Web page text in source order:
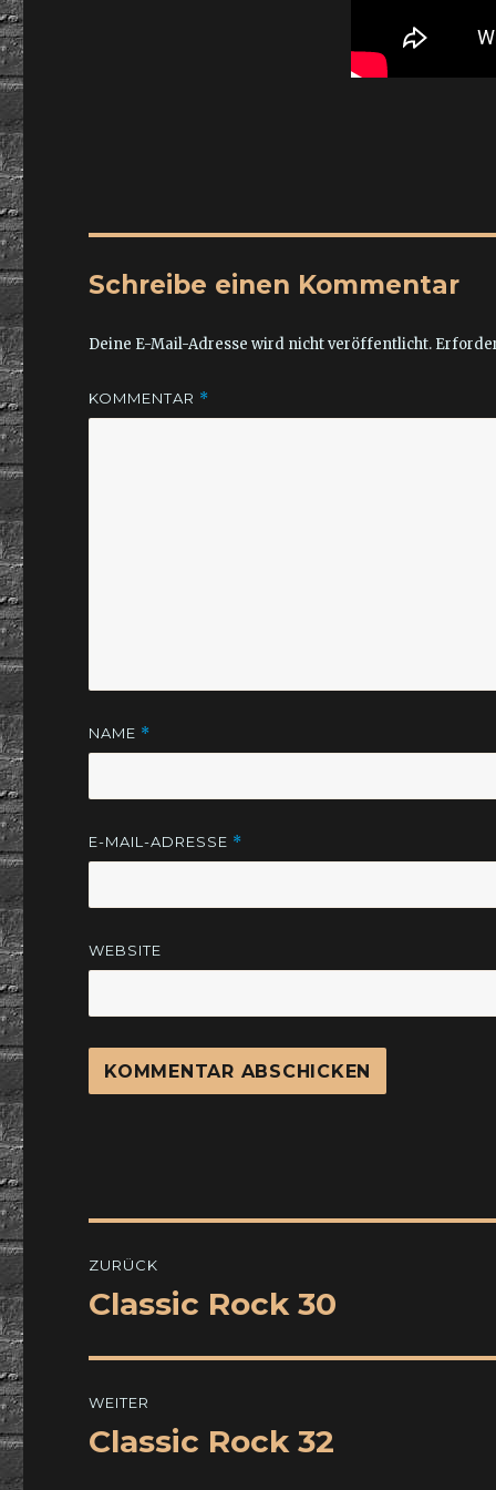
Schreibe einen Kommentar
Deine E-Mail-Adresse wird nicht veröffentlicht.
KOMMENTAR *
NAME *
E-MAIL-ADRESSE *
WEBSITE
ZURÜCK
Vorheriger
Classic Rock 30
WEITER
Nächster
Classic Rock 32